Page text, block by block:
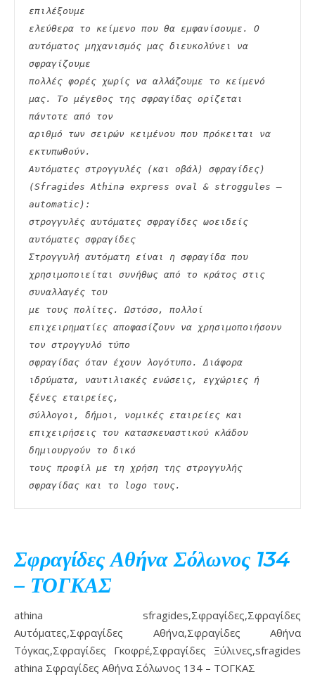
επιλέξουμε
ελεύθερα το κείμενο που θα εμφανίσουμε. Ο
αυτόματος μηχανισμός μας διευκολύνει να
σφραγίζουμε
πολλές φορές χωρίς να αλλάζουμε το κείμενό
μας. Το μέγεθος της σφραγίδας ορίζεται
πάντοτε από τον
αριθμό των σειρών κειμένου που πρόκειται να
εκτυπωθούν.
Αυτόματες στρογγυλές (και οβάλ) σφραγίδες)
(Sfragides Athina express oval & stroggules –
automatic):
στρογγυλές αυτόματες σφραγίδες ωοειδείς
αυτόματες σφραγίδες
Στρογγυλή αυτόματη είναι η σφραγίδα που
χρησιμοποιείται συνήθως από το κράτος στις
συναλλαγές του
με τους πολίτες. Ωστόσο, πολλοί
επιχειρηματίες αποφασίζουν να χρησιμοποιήσουν
τον στρογγυλό τύπο
σφραγίδας όταν έχουν λογότυπο. Διάφορα
ιδρύματα, ναυτιλιακές ενώσεις, εγχώριες ή
ξένες εταιρείες,
σύλλογοι, δήμοι, νομικές εταιρείες και
επιχειρήσεις του κατασκευαστικού κλάδου
δημιουργούν το δικό
τους προφίλ με τη χρήση της στρογγυλής
σφραγίδας και το logo τους.
Σφραγίδες Αθήνα Σόλωνος 134
– ΤΟΓΚΑΣ
athina sfragides,Σφραγίδες,Σφραγίδες
Αυτόματες,Σφραγίδες Αθήνα,Σφραγίδες Αθήνα
Τόγκας,Σφραγίδες Γκοφρέ,Σφραγίδες Ξύλινες,sfragides
athina Σφραγίδες Αθήνα Σόλωνος 134 – ΤΟΓΚΑΣ